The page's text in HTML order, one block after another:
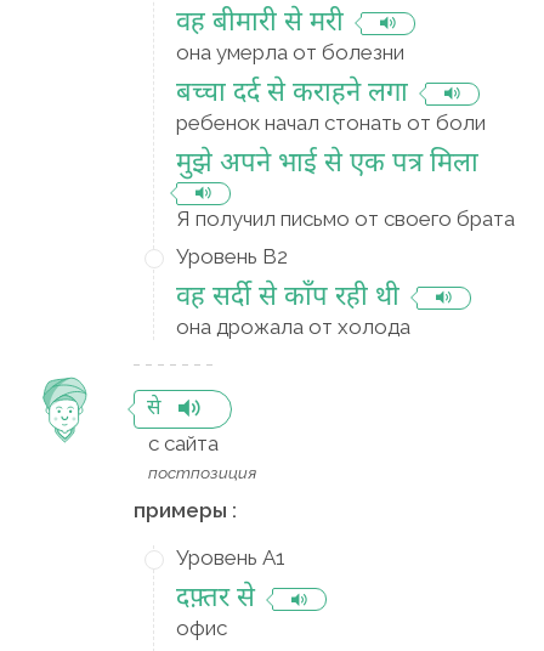
वह बीमारी से मरी
она умерла от болезни
बच्चा दर्द से कराहने लगा
ребенок начал стонать от боли
मुझे अपने भाई से एक पत्र मिला
Я получил письмо от своего брата
Уровень B2
वह सर्दी से काँप रही थी
она дрожала от холода
से
с сайта
постпозиция
примеры :
Уровень A1
दफ़्तर से
офис